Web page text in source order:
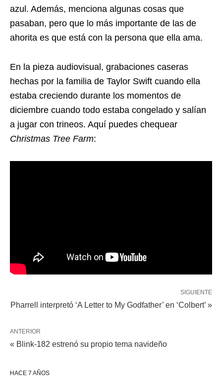
azul. Además, menciona algunas cosas que
pasaban, pero que lo más importante de las de
ahorita es que está con la persona que ella ama.
En la pieza audiovisual, grabaciones caseras
hechas por la familia de Taylor Swift cuando ella
estaba creciendo durante los momentos de
diciembre cuando todo estaba congelado y salían
a jugar con trineos. Aquí puedes chequear
Christmas Tree Farm:
SIGUIENTE
Pharrell interpretó ‘A Letter to My Godfather’ en ‘Colbert’ »
ANTERIOR
« Blink-182 estrenó su propio tema navideño
HACE 7 AÑOS